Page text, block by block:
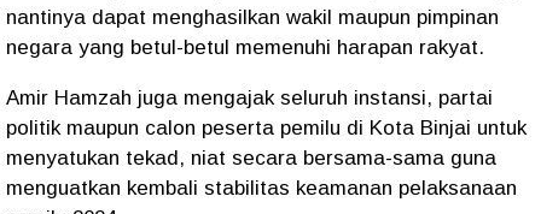
nantinya dapat menghasilkan wakil maupun pimpinan
negara yang betul-betul memenuhi harapan rakyat.
Amir Hamzah juga mengajak seluruh instansi, partai
politik maupun calon peserta pemilu di Kota Binjai untuk
menyatukan tekad, niat secara bersama-sama guna
menguatkan kembali stabilitas keamanan pelaksanaan